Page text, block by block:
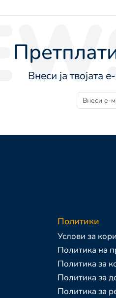
Внеси ја твојата
Политики
Услови за
Политика на
Политика за
Политика за
Политика за